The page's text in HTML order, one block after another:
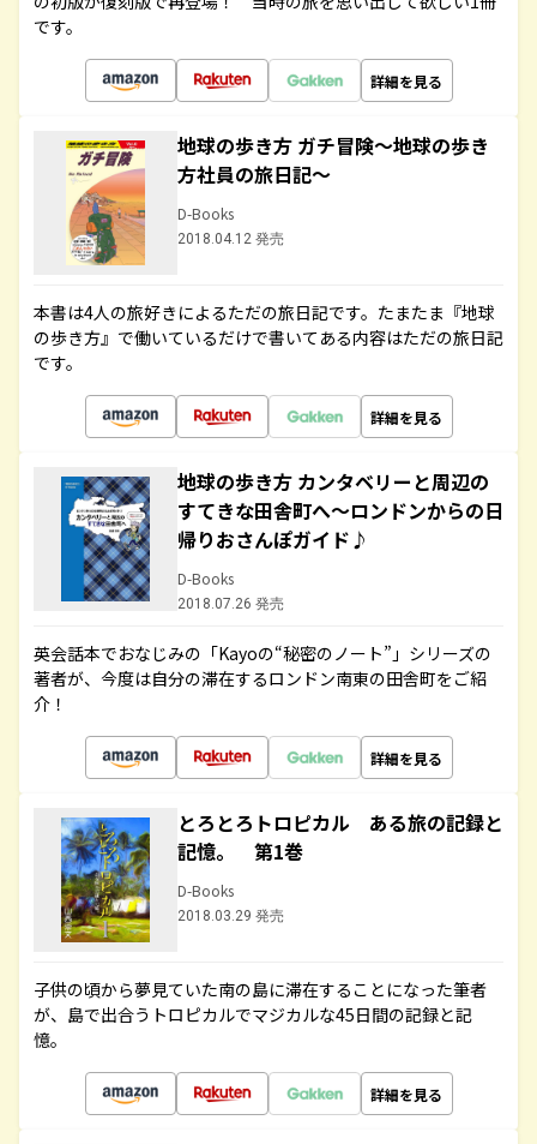
です。
詳細を見る
地球の歩き方 ガチ冒険～地球の歩き
方社員の旅日記～
D-Books
2018.04.12 発売
本書は4人の旅好きによるただの旅日記です。たまたま『地球
の歩き方』で働いているだけで書いてある内容はただの旅日記
です。
詳細を見る
地球の歩き方 カンタベリーと周辺の
すてきな田舎町へ～ロンドンからの日
帰りおさんぽガイド♪
D-Books
2018.07.26 発売
英会話本でおなじみの「Kayoの“秘密のノート”」シリーズの
著者が、今度は自分の滞在するロンドン南東の田舎町をご紹
介！
詳細を見る
とろとろトロピカル ある旅の記録と
記憶。 第1巻
D-Books
2018.03.29 発売
子供の頃から夢見ていた南の島に滞在することになった筆者
が、島で出合うトロピカルでマジカルな45日間の記録と記
憶。
詳細を見る